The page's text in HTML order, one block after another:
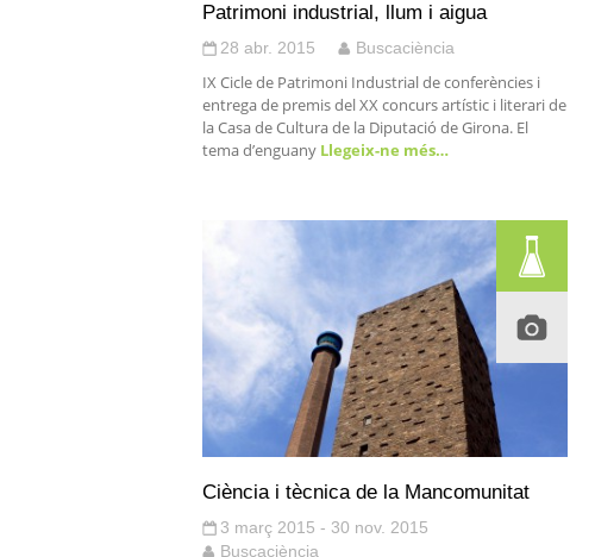
Patrimoni industrial, llum i aigua
28 abr. 2015 Buscaciència
IX Cicle de Patrimoni Industrial de conferències i
entrega de premis del XX concurs artístic i literari de
la Casa de Cultura de la Diputació de Girona. El
tema d’enguany Llegeix-ne més…
Ciència i tècnica de la Mancomunitat
3 març 2015 - 30 nov. 2015
Buscaciència